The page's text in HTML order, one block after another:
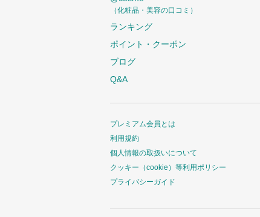
（化粧品・美容の口コミ）
ランキング
ポイント・クーポン
ブログ
Q&A
プレミアム会員とは
利用規約
個人情報の取扱いについて
クッキー（cookie）等利用ポリシー
プライバシーガイド